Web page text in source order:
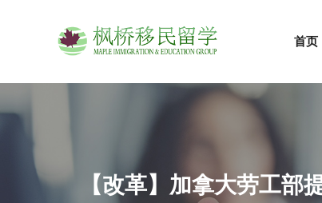
首页
【改革】加拿大劳工